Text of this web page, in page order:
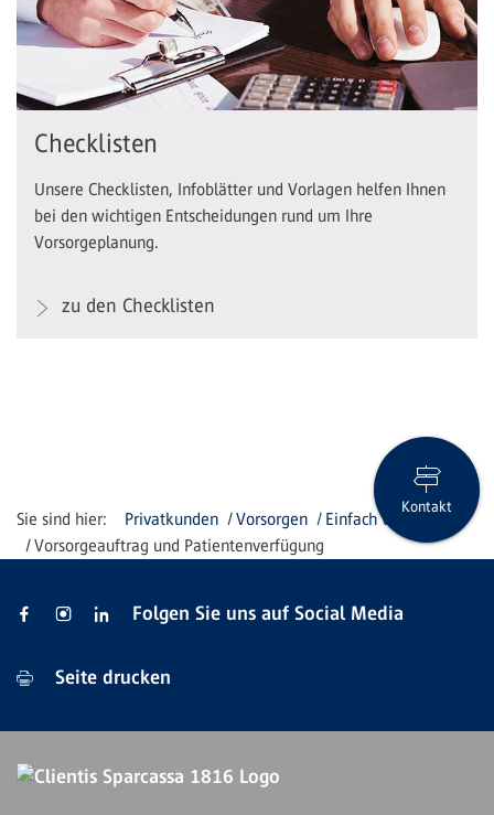
Checklisten
Unsere Checklisten, Infoblätter und Vorlagen helfen Ihnen
bei den wichtigen Entscheidungen rund um Ihre
Vorsorgeplanung.
zu den Checklisten
Privatkunden Vorsorgen
Einfach vorsorgen
Vorsorgeauftrag und Patientenverfügung
Kontakt
Folgen Sie uns auf Social Media
Seite drucken